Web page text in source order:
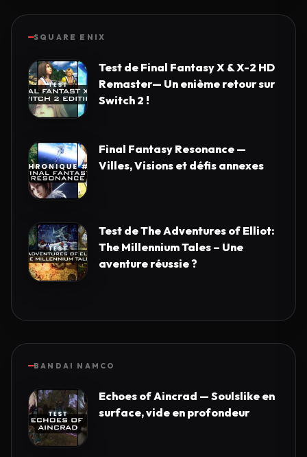
SQUARE ENIX
Test de Final Fantasy X & X-2 HD
Remaster— Un enième retour sur
Switch 2 !
Final Fantasy Resonance —
Villes, Visions et défis annexes
Test de The Adventures of Elliot:
The Millennium Tales – Une
aventure réussie ?
BANDAI NAMCO
Echoes of Aincrad — Soulslike en
surface, vide en profondeur